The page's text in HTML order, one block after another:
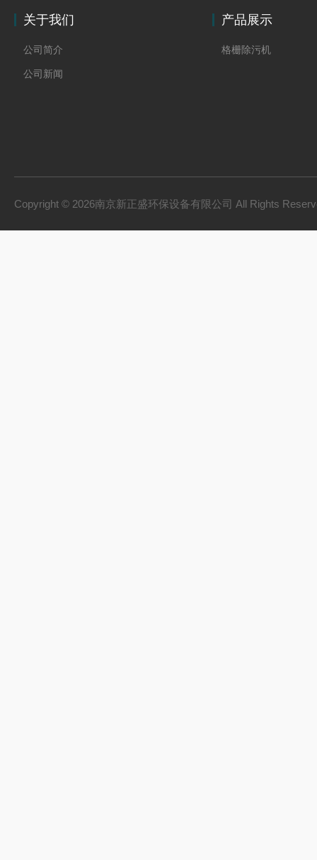
关于我们
公司简介
公司新闻
产品展示
格栅除污机
Copyright © 2026南京新正盛环保设备有限公司 All Rights